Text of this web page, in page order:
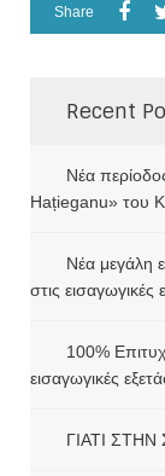
Share
Recent
Νέα
Hațieganu» του
Νέα μεγάλη
στις
100%
εισαγωγικές
ΓΙΑΤΙ ΣΤΗΝ